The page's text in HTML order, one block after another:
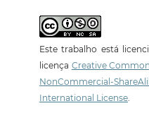
Este trabalho está
licença Creative
NonCommercial-
International License.